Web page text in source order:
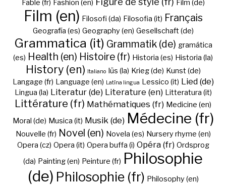
Fable (fr) Fashion (en) Film (de)
Film (en) Filosofi (da) Filosofia (it) Français
Geografía (es) Geography (en) Gesellschaft (de)
Grammatica (it) Grammatik (de) gramática
(es) Health (en) Histoire (fr) Historia (es) Historia (la)
History (en) Italiano Iūs (la) Krieg (de) Kunst (de)
Langage (fr) Language (en) Latīna lingua Lessico (it) Lied (de)
Lingua (la) Literatur (de) Literature (en) Litteratura (it)
Littérature (fr) Mathématiques (fr) Medicine (en)
Moral (de) Musica (it) Musik (de) Médecine (fr)
Nouvelle (fr) Novel (en) Novela (es) Nursery rhyme (en)
Opera (cz) Opera (it) Opera buffa (i) Opéra (fr) Ordsprog
(da) Painting (en) Peinture (fr) Philosophie
(de) Philosophie (fr) Philosophy (en)